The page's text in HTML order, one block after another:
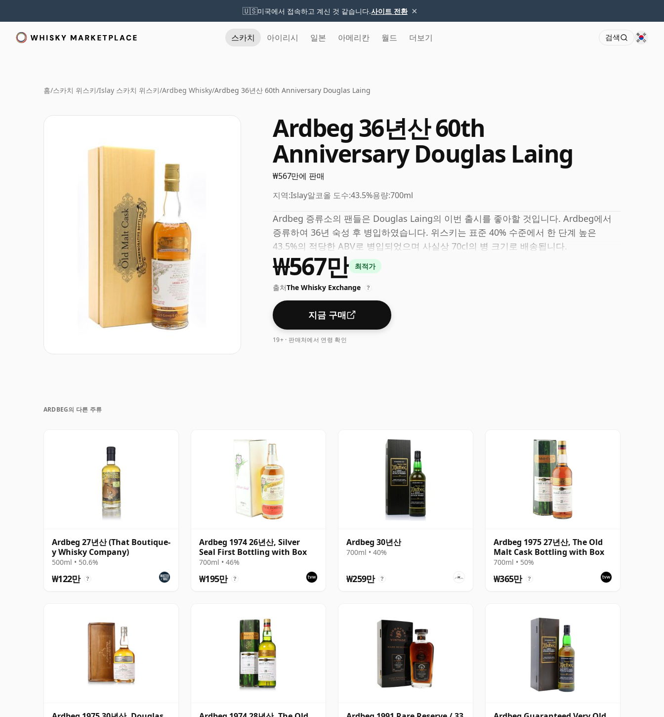
🇺🇸미국에서 접속하고 계신 것 같습니다.사이트 전환 ×
스카치 아이리시 일본 아메리칸 월드 더보기 검색
홈/스카치 위스키/Islay 스카치 위스키/Ardbeg Whisky/Ardbeg 36년산 60th Anniversary Douglas Laing
Ardbeg 36년산 60th
Anniversary Douglas Laing
₩567만에 판매
지역:Islay알코올 도수:43.5%용량:700ml
Ardbeg 증류소의 팬들은 Douglas Laing의 이번 출시를 좋아할 것입니다. Ardbeg에서
증류하여 36년 숙성 후 병입하였습니다. 위스키는 표준 40% 수준에서 한 단계 높은
43.5%의 적당한 ABV로 병입되었으며 사실상 70cl의 병 크기로 배송됩니다.
₩567만 최적가
출처The Whisky Exchange ?
지금 구매
19+ · 판매처에서 연령 확인
ARDBEG의 다른 주류
Ardbeg 27년산 (That Boutique-
y Whisky Company)
500ml • 50.6%
₩122만 ?
Ardbeg 1974 26년산, Silver
Seal First Bottling with Box
700ml • 46%
₩195만 ?
Ardbeg 30년산
700ml • 40%
₩259만 ?
Ardbeg 1975 27년산, The Old
Malt Cask Bottling with Box
700ml • 50%
₩365만 ?